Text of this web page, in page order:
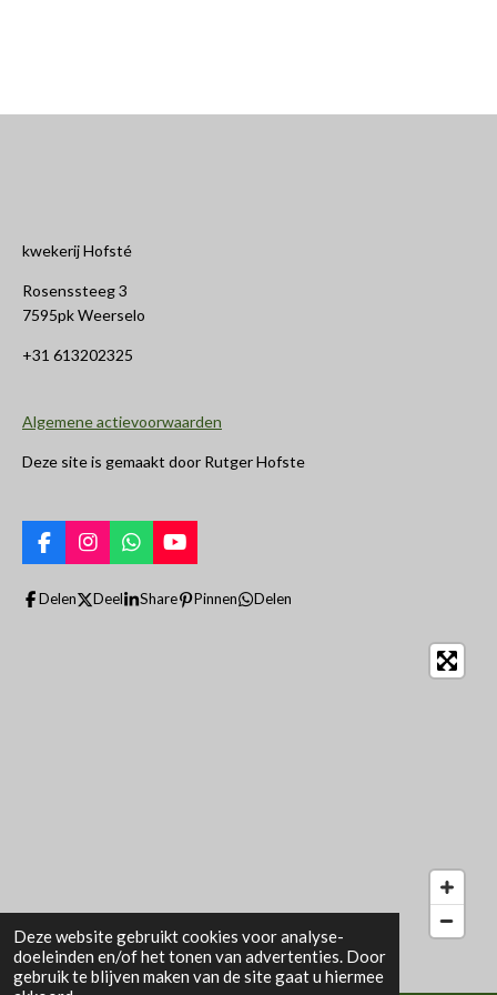
Deze website gebruikt cookies voor analyse-
doeleinden en/of het tonen van advertenties. Door
gebruik te blijven maken van de site gaat u hiermee
kwekerij Hofsté
Rosenssteeg 3
7595pk Weerselo
+31 613202325
Algemene actievoorwaarden
Deze site is gemaakt door Rutger Hofste
F
a
c
e
I
n
s
t
W
h
a
t
Y
o
u
T
Delen Deel Share Pinnen Delen